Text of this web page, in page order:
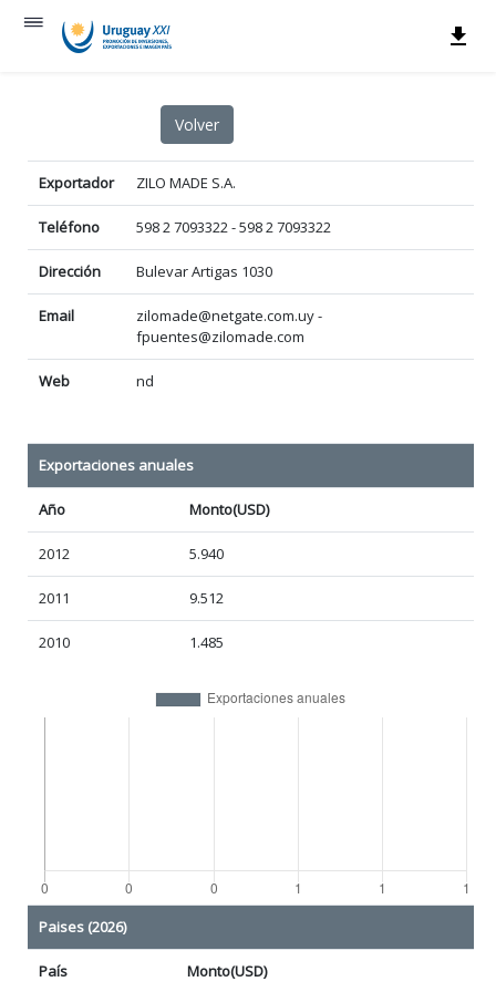
Exportador ZILO MADE S.A.
Teléfono 598 2 7093322 - 598 2 7093322
Dirección Bulevar Artigas 1030
Email
zilomade@netgate.com.uy -
fpuentes@zilomade.com
Web nd
Exportaciones anuales
Año Monto(USD)
2012 5.940
2011 9.512
2010 1.485
Paises (2026)
País Monto(USD)